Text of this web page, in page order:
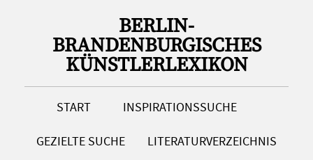
BERLIN-
BRANDENBURGISCHES
KÜNSTLERLEXIKON
START INSPIRATIONSSUCHE
GEZIELTE SUCHE
LITERATURVERZEICHNIS